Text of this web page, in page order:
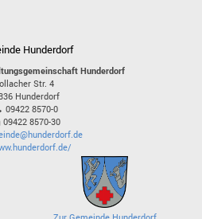
Hunderdorf
Hunderdorf
Str. 4
Hunderdorf
09422 8570-0
09422 8570-30